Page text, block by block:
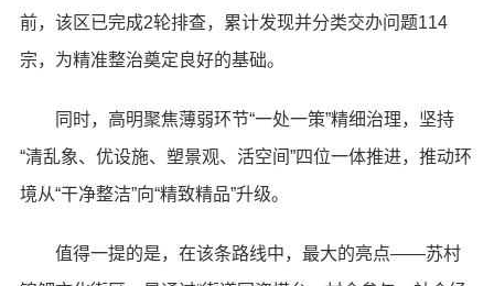
前，该区已完成2轮排查，累计发现并分类交办问题114
宗，为精准整治奠定良好的基础。
同时，高明聚焦薄弱环节“一处一策”精细治理，坚持
“清乱象、优设施、塑景观、活空间”四位一体推进，推动环
境从“干净整洁”向“精致精品”升级。
值得一提的是，在该条路线中，最大的亮点——苏村